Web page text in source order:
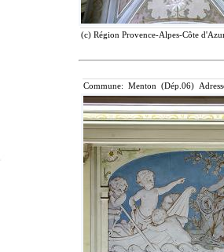
(c) Région Provence-Alpes-Côte
Commune: Menton (Dép.06)